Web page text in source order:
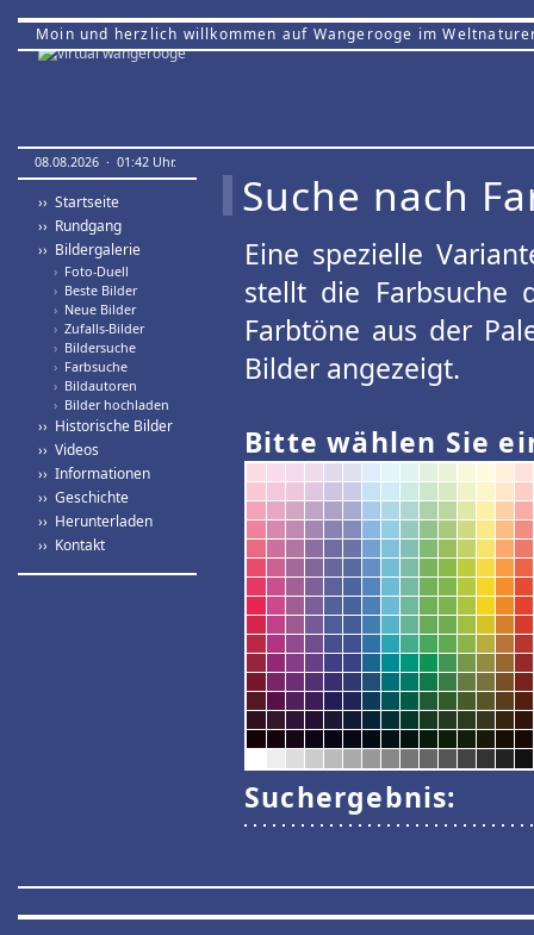
Moin und herzlich willkommen auf Wangerooge im
08.08.2026 · 01:42 Uhr.
›› Startseite
›› Rundgang
›› Bildergalerie
› Foto-Duell
› Beste Bilder
› Neue Bilder
› Zufalls-Bilder
› Bildersuche
› Farbsuche
› Bildautoren
› Bilder hochladen
›› Historische Bilder
›› Videos
›› Informationen
›› Geschichte
›› Herunterladen
›› Kontakt
Suche nach
Eine spezielle
stellt die Farbsuche
Farbtöne aus der
Bilder angezeigt.
Bitte wählen Sie
Suchergebnis: